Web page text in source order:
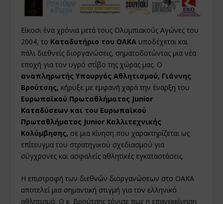
Είκοσι ένα χρόνια μετά τους Ολυμπιακούς Αγώνες του
2004, το Καταδυτήριο του ΟΑΚΑ υποδέχεται και
πάλι διεθνείς διοργανώσεις, σηματοδοτώντας μια νέα
εποχή για τον υγρό στίβο της χώρας μας. Ο
αναπληρωτής Υπουργός Αθλητισμού, Γιάννης
Βρούτσης, κήρυξε με εμφανή χαρά την έναρξη του
Ευρωπαϊκού Πρωταθλήματος Junior
Καταδύσεων και του Ευρωπαϊκού
Πρωταθλήματος Junior Καλλιτεχνικής
Κολύμβησης, σε μια κίνηση που χαρακτηρίζεται ως
επίτευγμα του στρατηγικού σχεδιασμού για
σύγχρονες και ασφαλείς αθλητικές εγκαταστάσεις.
Η επιστροφή των διεθνών διοργανώσεων στο ΟΑΚΑ
αποτελεί μια σημαντική στιγμή για τον ελληνικό
αθλητισμό. Ο κ. Βρούτσης τόνισε πως η επανεκκίνηση